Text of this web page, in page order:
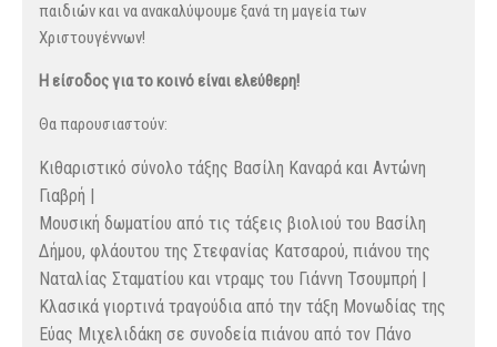
παιδιών και να ανακαλύψουμε ξανά τη μαγεία των
Χριστουγέννων!
Η είσοδος για το κοινό είναι ελεύθερη!
Θα παρουσιαστούν:
Κιθαριστικό σύνολο τάξης Βασίλη Καναρά και Αντώνη
Γιαβρή |
Μουσική δωματίου από τις τάξεις βιολιού του Βασίλη
Δήμου, φλάουτου της Στεφανίας Κατσαρού, πιάνου της
Ναταλίας Σταματίου και ντραμς του Γιάννη Τσουμπρή |
Κλασικά γιορτινά τραγούδια από την τάξη Μονωδίας της
Εύας Μιχελιδάκη σε συνοδεία πιάνου από τον Πάνο